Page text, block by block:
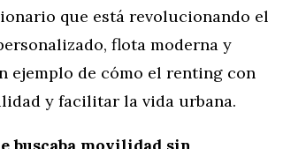
que está revolucionando el
flota moderna y
ejemplo de cómo el renting con
y facilitar la vida urbana.